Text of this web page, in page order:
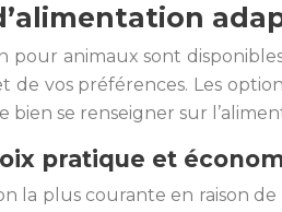
pour animaux sont
de vos préférences. Les
bien se renseigner sur
pratique et
la plus courante en raison